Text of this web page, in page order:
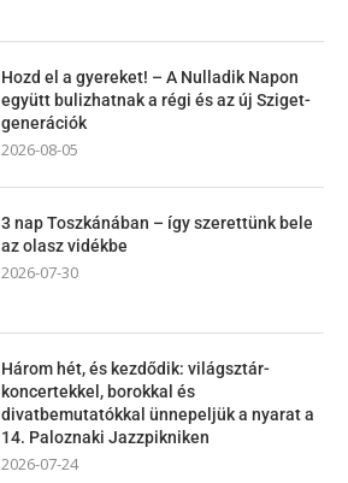
Hozd el a gyereket! – A Nulladik Napon
együtt bulizhatnak a régi és az új Sziget-
generációk
2026-08-05
3 nap Toszkánában – így szerettünk bele
az olasz vidékbe
2026-07-30
Három hét, és kezdődik: világsztár-
koncertekkel, borokkal és
divatbemutatókkal ünnepeljük a nyarat a
14. Paloznaki Jazzpikniken
2026-07-24